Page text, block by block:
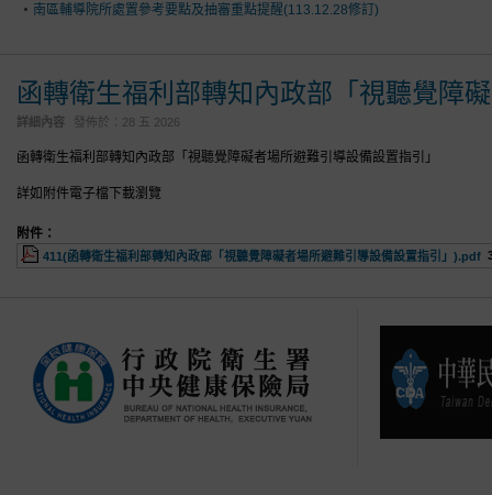
南區輔導院所處置參考要點及抽審重點提醒(113.12.28修訂)
函轉衛生福利部轉知內政部「視聽覺障
詳細內容 發佈於： 28 五 2026
函轉衛生福利部轉知內政部「視聽覺障礙者場所避難引導設備設置指引」
詳如附件電子檔下載瀏覽
附件：
411(函轉衛生福利部轉知內政部「視聽覺障礙者場所避難引導設備設置指引」).pdf